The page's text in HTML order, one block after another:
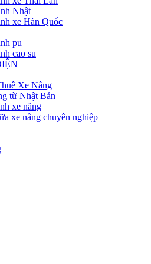
CHÌ
NÂNG LITHIUM
Lan
Quốc
Nhật
xe Hàn Quốc
pu
cao su
Xe Nâng
từ Nhật Bản
xe nâng
xe nâng chuyên nghiệp